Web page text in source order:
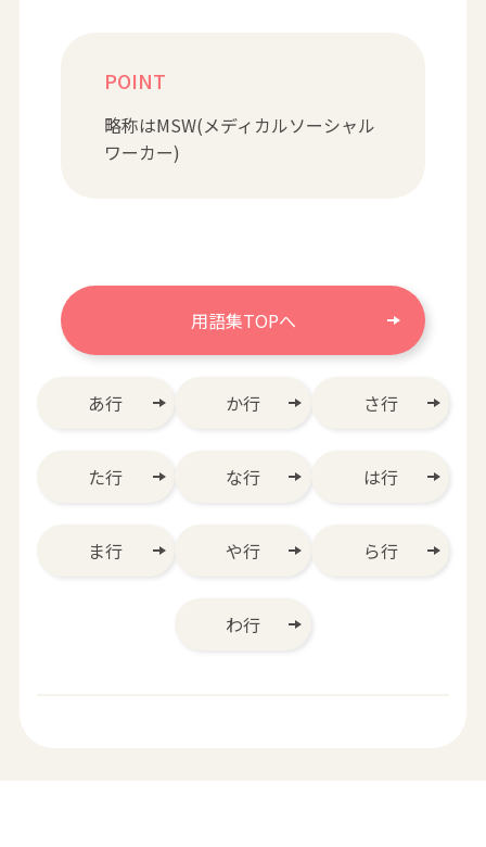
POINT
略称はMSW(メディカルソーシャル
ワーカー)
用語集TOPへ
あ行 か行 さ行
た行 な行 は行
ま行 や行 ら行
わ行